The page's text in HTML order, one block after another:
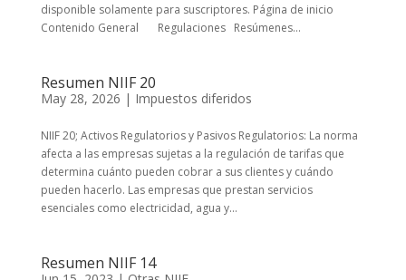
disponible solamente para suscriptores. Página de inicio
Contenido General Regulaciones Resúmenes...
Resumen NIIF 20
May 28, 2026 | Impuestos diferidos
NIIF 20; Activos Regulatorios y Pasivos Regulatorios: La norma
afecta a las empresas sujetas a la regulación de tarifas que
determina cuánto pueden cobrar a sus clientes y cuándo
pueden hacerlo. Las empresas que prestan servicios
esenciales como electricidad, agua y...
Resumen NIIF 14